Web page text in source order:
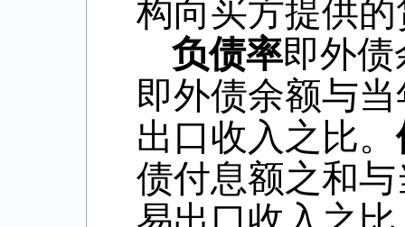
构向买方提供
负债率即外
即外债余额与
出口收入之比。
债付息额之和